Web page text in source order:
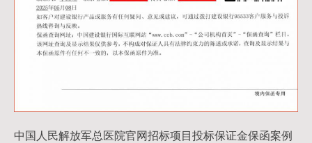
中国人民解放军总医院官网招标项目投标保证金保函案例